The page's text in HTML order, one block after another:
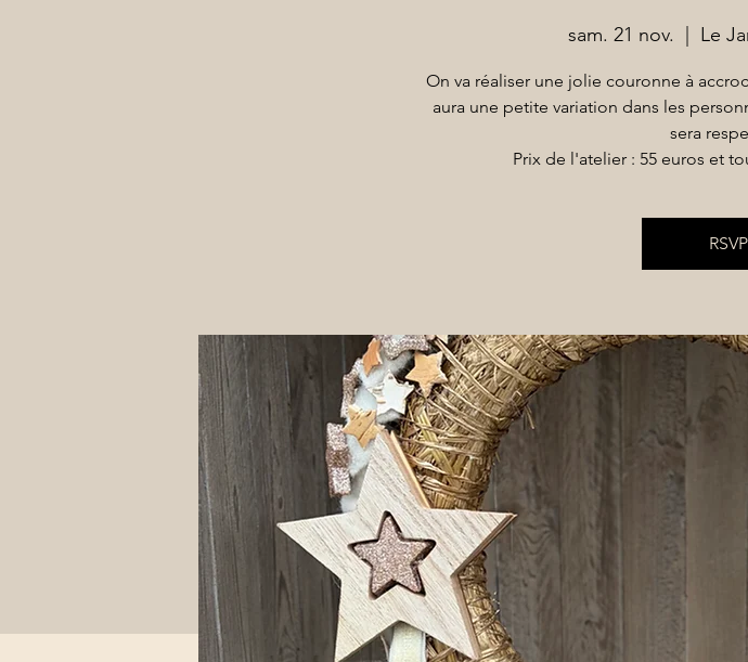
sam. 21 nov.
  |
Le
On va réaliser une jolie couronne à
aura une petite variation dans les
sera
Prix de l'atelier : 55 euros et
RSVP